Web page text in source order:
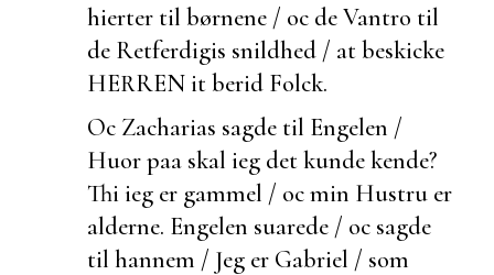
hierter til børnene / oc de Vantro til
de Retferdigis snildhed / atbeskicke
HERREN itberid Folck.
Oc Zacharias sagde til Engelen /
Huor paa skal ieg det kunde kende?
Thi ieg er gammel / oc min Hustru er
alderne. Engelen suarede / oc sagde
til hannem / Jeg er Gabriel / som